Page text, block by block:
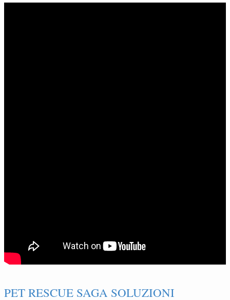
PET RESCUE SAGA SOLUZIONI